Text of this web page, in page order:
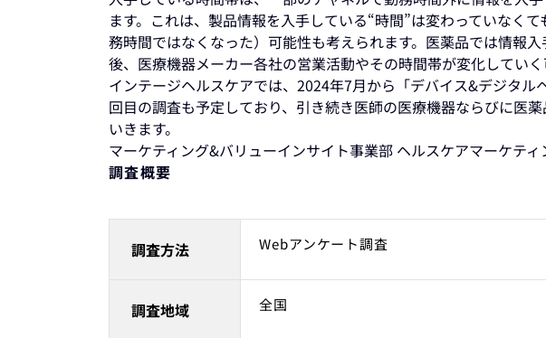
ます。これは、製品情報を入手している“時間”は変わっていなく
務時間ではなくなった）可能性も考えられます。医薬品では情報
後、医療機器メーカー各社の営業活動やその時間帯が変化していく
インテージヘルスケアでは、2024年7月から「デバイス&デジタ
回目の調査も予定しており、引き続き医師の医療機器ならびに医
いきます。
マーケティング&バリューインサイト事業部 ヘルスケアマーケテ
調査概要
調査方法 Webアンケート調査
調査地域 全国